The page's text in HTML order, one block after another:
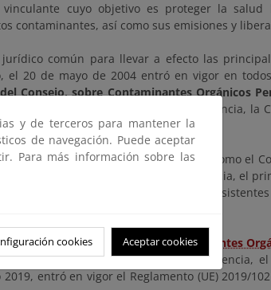
cuyo objetivo es proteger la
contaminantes, así como sus emisiones y
común para llevar a efecto las
el 20 de mayo de 2004 entró en vigor en
Consejo, sobre Contaminantes Orgánicos
a estos contaminantes. En consecuencia, la
el 16 de noviembre de 2004.
el Reglamento (CE) Nº 850/2004 como el
(PNA). En consecuencia, el
sobre Contaminantes Orgánicos
incorporando nuevosContaminantes
Europea ha modificado, en consecuencia, el
entró en vigor el Reglamento (UE) 2019/
y de terceros para mantener la
de navegación. Puede aceptar
Para más información sobre las
cookies Aceptar cookies